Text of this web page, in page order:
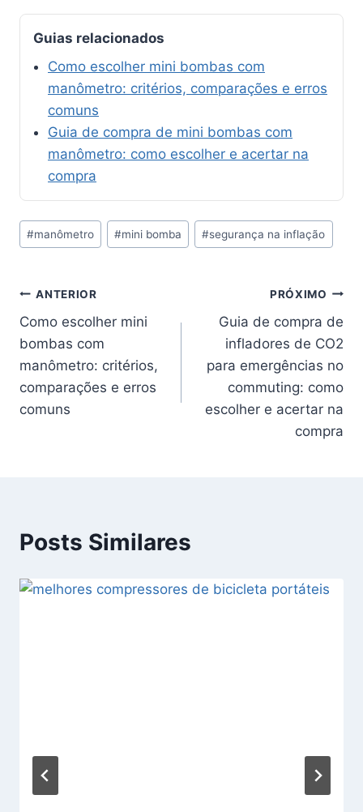
Guias relacionados
Como escolher mini bombas com
manômetro: critérios, comparações e erros
comuns
Guia de compra de mini bombas com
manômetro: como escolher e acertar na
compra
Tags
do
#manômetro #mini bomba #segurança na inflação
Navegação
de
Post
ANTERIOR
Como escolher mini
bombas com
manômetro: critérios,
comparações e erros
comuns
PRÓXIMO
Guia de compra de
infladores de CO2
para emergências no
commuting: como
escolher e acertar na
compra
Posts Similares